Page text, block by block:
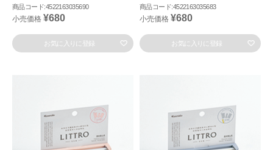
商品コード:4522163035690
小売価格 ¥680
お気に入りに登録
商品コード:4522163035683
小売価格 ¥680
お気に入りに登録